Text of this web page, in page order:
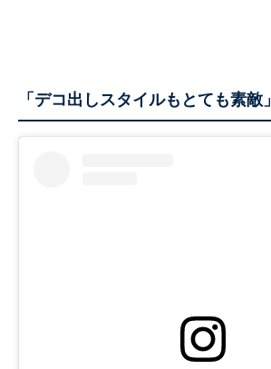
「デコ出しスタイルもとても素敵」